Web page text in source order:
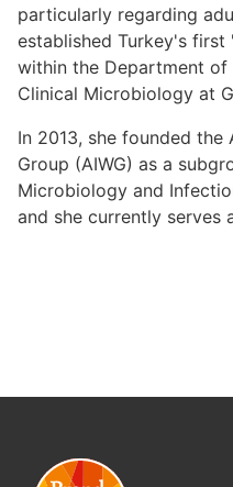
particularly regarding
established Turkey's first
within the Department of
Clinical Microbiology at
In 2013, she founded
Group (AIWG) as a
Microbiology and
and she currently serves